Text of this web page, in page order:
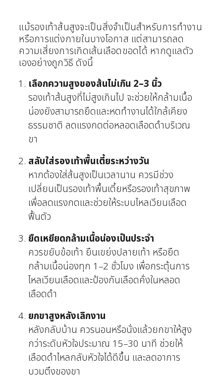
แม้รองเท้าส้นสูงจะเป็นสิ่งจำเป็นสำหรับการทำงาน
หรือการแต่งกายในบางโอกาส แต่สามารถลด
ความเสี่ยงการเกิดเส้นเลือดขอดได้ หากดูแลตัว
เองอย่างถูกวิธี ดังนี้
เลือกความสูงของส้นไม่เกิน 2–3 นิ้ว
รองเท้าส้นสูงที่ไม่สูงเกินไป จะช่วยให้กล้ามเนื้อ
น่องยังสามารถยืดและหดทำงานได้ใกล้เคียง
ธรรมชาติ ลดแรงกดต่อหลอดเลือดดำบริเวณ
ขา
สลับใส่รองเท้าพื้นเตี้ยระหว่างวัน
หากต้องใส่ส้นสูงเป็นเวลานาน ควรมีช่วง
เปลี่ยนเป็นรองเท้าพื้นเตี้ยหรือรองเท้าสุขภาพ
เพื่อลดแรงกดและช่วยให้ระบบไหลเวียนเลือด
ฟื้นตัว
ยืดเหยียดกล้ามเนื้อน่องเป็นประจำ
ควรขยับข้อเท้า ยืนเขย่งปลายเท้า หรือยืด
กล้ามเนื้อน่องทุก 1–2 ชั่วโมง เพื่อกระตุ้นการ
ไหลเวียนเลือดและป้องกันเลือดคั่งในหลอด
เลือดดำ
ยกขาสูงหลังเลิกงาน
หลังกลับบ้าน ควรนอนหรือนั่งแล้วยกขาให้สูง
กว่าระดับหัวใจประมาณ 15–30 นาที ช่วยให้
เลือดดำไหลกลับหัวใจได้ดีขึ้น และลดอาการ
บวมตึงของขา